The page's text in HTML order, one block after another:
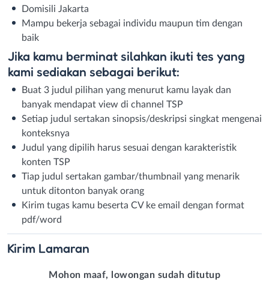
Domisili Jakarta
Mampu bekerja sebagai individu maupun tim dengan
baik
Jika kamu berminat silahkan ikuti tes yang
kami sediakan sebagai berikut:
Buat 3 judul pilihan yang menurut kamu layak dan
banyak mendapat view di channel TSP
Setiap judul sertakan sinopsis/deskripsi singkat mengenai
konteksnya
Judul yang dipilih harus sesuai dengan karakteristik
konten TSP
Tiap judul sertakan gambar/thumbnail yang menarik
untuk ditonton banyak orang
Kirim tugas kamu beserta CV ke email dengan format
pdf/word
Kirim Lamaran
Mohon maaf, lowongan sudah ditutup